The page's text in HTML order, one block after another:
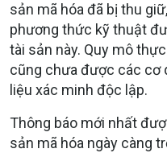
sản mã hóa đã bị thu
phương thức kỹ thuật
tài sản này. Quy mô
cũng chưa được các cơ
liệu xác minh độc lập.
Thông báo mới nhất
sản mã hóa ngày càng